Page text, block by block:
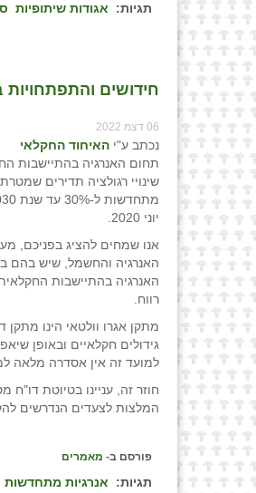
תגיות: אגודות שיתופיות
חידושים והתפתחויות
06 דצמ 2022
נכתב ע"י האיחוד החקלאי
תחום האנרגיה בהתיישבות
שינויי רגולציה תדירים
יוני 2020.
אנו שמחים להציג בפניכם,
האנרגיה והחשמל, שיש בהם
האנרגיה בהתיישבות
רווח.
מתקן אגרו וולטאי הינו
גידולים חקלאיים ובאופן
למועד זה אין אסדרה מלאה
חוזר זה, עניינו בטיוטת
המלצות לצעדים הנדרשים להקמת
פורסם ב- מאמרים
תגיות:
אנרגיות מתחדשות